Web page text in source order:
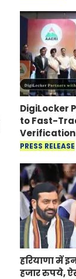
DigiLocker
to Fast-
Heading to
PRESS RELEASE
हरियाणा में
हजार रुपये,